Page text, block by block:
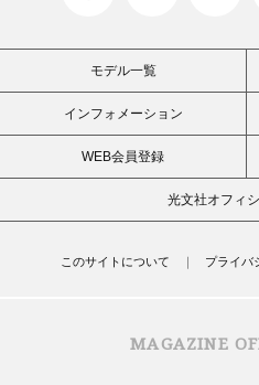
モデル一覧
インフォメーション
WEB会員登録
光文社オフィ
このサイトについて プライバ
MAGAZINE